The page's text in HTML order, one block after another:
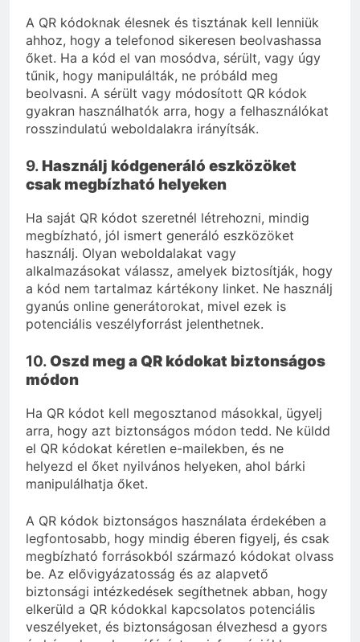
A QR kódoknak élesnek és tisztának kell lenniük
ahhoz, hogy a telefonod sikeresen beolvashassa
őket. Ha a kód el van mosódva, sérült, vagy úgy
tűnik, hogy manipulálták, ne próbáld meg
beolvasni. A sérült vagy módosított QR kódok
gyakran használhatók arra, hogy a felhasználókat
rosszindulatú weboldalakra irányítsák.
9. Használj kódgeneráló eszközöket
csak megbízható helyeken
Ha saját QR kódot szeretnél létrehozni, mindig
megbízható, jól ismert generáló eszközöket
használj. Olyan weboldalakat vagy
alkalmazásokat válassz, amelyek biztosítják, hogy
a kód nem tartalmaz kártékony linket. Ne használj
gyanús online generátorokat, mivel ezek is
potenciális veszélyforrást jelenthetnek.
10.Oszd meg a QR kódokat biztonságos
módon
Ha QR kódot kell megosztanod másokkal, ügyelj
arra, hogy azt biztonságos módon tedd. Ne küldd
el QR kódokat kéretlen e-mailekben, és ne
helyezd el őket nyilvános helyeken, ahol bárki
manipulálhatja őket.
A QR kódok biztonságos használata érdekében a
legfontosabb, hogy mindig éberen figyelj, és csak
megbízható forrásokból származó kódokat olvass
be. Az elővigyázatosság és az alapvető
biztonsági intézkedések segíthetnek abban, hogy
elkerüld a QR kódokkal kapcsolatos potenciális
veszélyeket, és biztonságosan élvezhesd a gyors